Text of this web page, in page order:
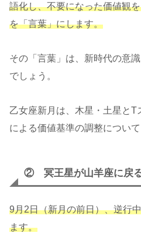
語化し、不要になった価値観
を「言葉」にします。
その「言葉」は、新時代の意
でしょう。
乙女座新月は、木星・土星と
による価値基準の調整につい
② 冥王星が山羊座に戻
9月2日（新月の前日）、逆行
ます。